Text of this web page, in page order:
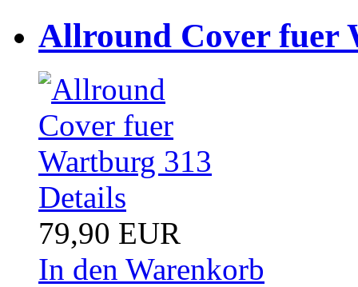
Allround Cover fuer
Details
79,90 EUR
In den Warenkorb